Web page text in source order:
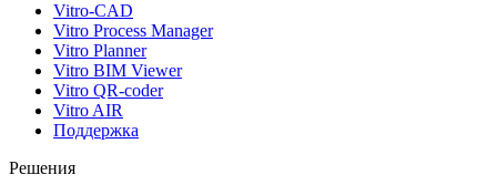
Vitro-CAD
Vitro Process Manager
Vitro Planner
Vitro BIM Viewer
Vitro QR-coder
Vitro AIR
Поддержка
Решения